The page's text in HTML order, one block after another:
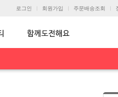
로그인 회원가입 주문배송조회